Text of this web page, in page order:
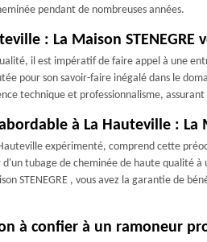
pendant de nombreuses années.
: La Maison
il est impératif de faire appel à une
pour son savoir-faire inégalé dans le
technique et professionnalisme,
à La Hauteville : La
expérimenté, comprend cette
tubage de cheminée de haute
STENEGRE , vous avez la garantie de
à confier à un ramoneur